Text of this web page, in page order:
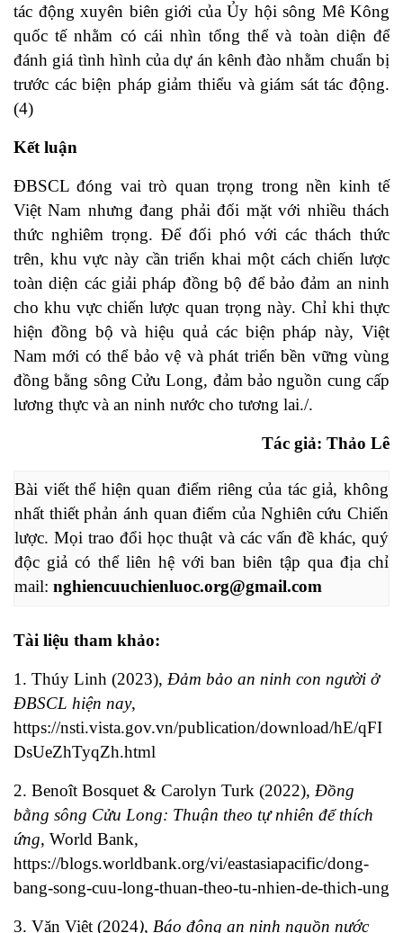
tác động xuyên biên giới của Ủy hội sông Mê Kông
quốc tế nhằm có cái nhìn tổng thể và toàn diện để
đánh giá tình hình của dự án kênh đào nhằm chuẩn bị
trước các biện pháp giảm thiểu và giám sát tác động.
(4)
Kết luận
ĐBSCL đóng vai trò quan trọng trong nền kinh tế
Việt Nam nhưng đang phải đối mặt với nhiều thách
thức nghiêm trọng. Để đối phó với các thách thức
trên, khu vực này cần triển khai một cách chiến lược
toàn diện các giải pháp đồng bộ để bảo đảm an ninh
cho khu vực chiến lược quan trọng này. Chỉ khi thực
hiện đồng bộ và hiệu quả các biện pháp này, Việt
Nam mới có thể bảo vệ và phát triển bền vững vùng
đồng bằng sông Cửu Long, đảm bảo nguồn cung cấp
lương thực và an ninh nước cho tương lai./.
Tác giả: Thảo Lê
Bài viết thể hiện quan điểm riêng của tác giả, không
nhất thiết phản ánh quan điểm của Nghiên cứu Chiến
lược. Mọi trao đổi học thuật và các vấn đề khác, quý
độc giả có thể liên hệ với ban biên tập qua địa chỉ
mail: nghiencuuchienluoc.org@gmail.com
Tài liệu tham khảo:
1. Thúy Linh (2023), Đảm bảo an ninh con người ở
ĐBSCL hiện nay,
https://nsti.vista.gov.vn/publication/download/hE/qFI
DsUeZhTyqZh.html
2. Benoît Bosquet & Carolyn Turk (2022), Đồng
bằng sông Cửu Long: Thuận theo tự nhiên để thích
ứng, World Bank,
https://blogs.worldbank.org/vi/eastasiapacific/dong-
bang-song-cuu-long-thuan-theo-tu-nhien-de-thich-ung
3. Văn Việt (2024), Báo động an ninh nguồn nước